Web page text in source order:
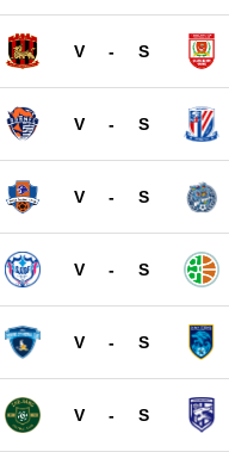
V - S
V - S
V - S
V - S
V - S
V - S